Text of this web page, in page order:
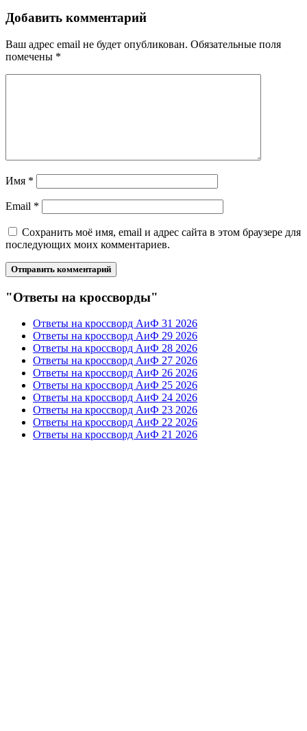
Добавить комментарий
Ваш адрес email не будет опубликован. Обязательные поля
помечены *
Имя *
Email *
Сохранить моё имя, email и адрес сайта в этом браузере для
последующих моих комментариев.
"Ответы на кроссворды"
Ответы на кроссворд АиФ 31 2026
Ответы на кроссворд АиФ 29 2026
Ответы на кроссворд АиФ 28 2026
Ответы на кроссворд АиФ 27 2026
Ответы на кроссворд АиФ 26 2026
Ответы на кроссворд АиФ 25 2026
Ответы на кроссворд АиФ 24 2026
Ответы на кроссворд АиФ 23 2026
Ответы на кроссворд АиФ 22 2026
Ответы на кроссворд АиФ 21 2026